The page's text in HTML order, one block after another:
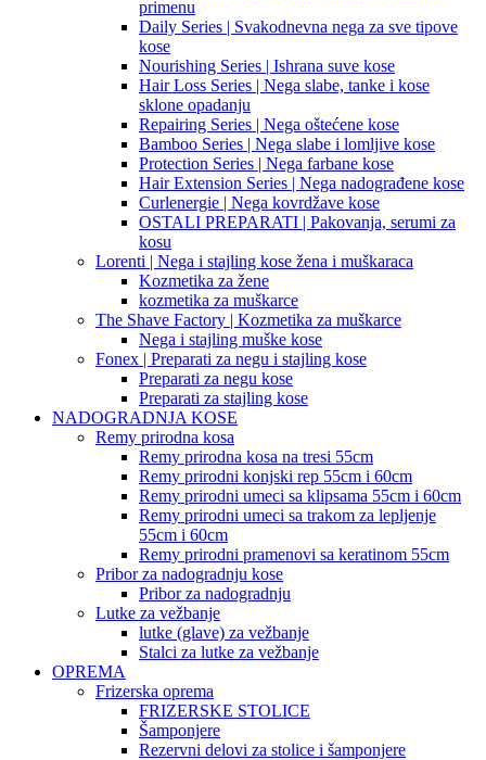
primenu
Daily Series | Svakodnevna nega za sve tipove
kose
Nourishing Series | Ishrana suve kose
Hair Loss Series | Nega slabe, tanke i kose
sklone opadanju
Repairing Series | Nega oštećene kose
Bamboo Series | Nega slabe i lomljive kose
Protection Series | Nega farbane kose
Hair Extension Series | Nega nadograđene kose
Curlenergie | Nega kovrdžave kose
OSTALI PREPARATI | Pakovanja, serumi za
kosu
Lorenti | Nega i stajling kose žena i muškaraca
Kozmetika za žene
kozmetika za muškarce
The Shave Factory | Kozmetika za muškarce
Nega i stajling muške kose
Fonex | Preparati za negu i stajling kose
Preparati za negu kose
Preparati za stajling kose
NADOGRADNJA KOSE
Remy prirodna kosa
Remy prirodna kosa na tresi 55cm
Remy prirodni konjski rep 55cm i 60cm
Remy prirodni umeci sa klipsama 55cm i 60cm
Remy prirodni umeci sa trakom za lepljenje
55cm i 60cm
Remy prirodni pramenovi sa keratinom 55cm
Pribor za nadogradnju kose
Pribor za nadogradnju
Lutke za vežbanje
lutke (glave) za vežbanje
Stalci za lutke za vežbanje
OPREMA
Frizerska oprema
FRIZERSKE STOLICE
Šamponjere
Rezervni delovi za stolice i šamponjere